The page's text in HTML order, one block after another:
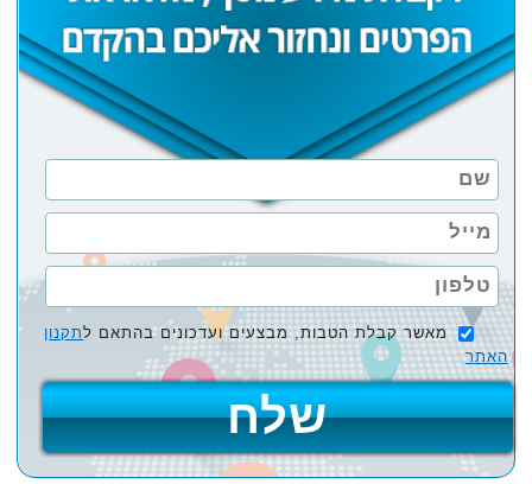
מאשר קבלת הטבות, מבצעים ועדכונים בהתאם לתקנון
האתר